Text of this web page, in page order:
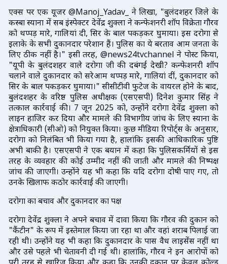
एक्स पर एक यूजर @Manoj_Yadav_ ने लिखा, "बुलंदशहर जिले के
कस्बा स्याना में सब इंस्पेक्टर देवेंद्र शुक्ला ने कन्फेशनरी शॉप विक्रेता गौरव
को थप्पड़ मारे, गालियां दी, सिर के बाल पकड़कर घुमाया। इस दरोगा से
इलाके के सभी दुकानदार परेशान हैं। पुलिस का ये बरताव आम जनता के
लिए ठीक नहीं है।" इसी तरह, @news24tvchannel ने पोस्ट किया,
"यूपी के बुलंदशहर वाले दरोगा जी की दबंगई देखी? कन्फेशनरी शॉप
चलाने वाले दुकानदार को सरेआम थप्पड़ मारे, गालियां दीं, दुकानदार को
सिर के बाल पकड़कर घुमाया।" सीसीटीवी फुटेज के वायरल होने के बाद,
बुलंदशहर के वरिष्ठ पुलिस अधीक्षक (एसएसपी) दिनेश कुमार सिंह ने
तत्काल कार्रवाई की। 7 जून 2025 को, उन्होंने दरोगा देवेंद्र शुक्ला को
लाइन हाजिर कर दिया और मामले की विभागीय जांच के लिए स्याना के
क्षेत्राधिकारी (सीओ) को नियुक्त किया। कुछ मीडिया रिपोर्ट्स के अनुसार,
दरोगा को निलंबित भी किया गया है, हालांकि इसकी आधिकारिक पुष्टि
अभी बाकी है। एसएसपी ने एक बयान में कहा कि पुलिसकर्मियों से इस
तरह के व्यवहार की कोई उम्मीद नहीं की जाती और मामले की निष्पक्ष
जांच की जाएगी। उन्होंने यह भी कहा कि यदि दरोगा दोषी पाए गए, तो
उनके खिलाफ कठोर कार्रवाई की जाएगी।
दरोगा का बचाव और दुकानदार का पक्ष
दरोगा देवेंद्र शुक्ला ने अपने बचाव में दावा किया कि गौरव की दुकान को
"कैंटीन" के रूप में इस्तेमाल किया जा रहा था और वहां शराब पिलाई जा
रही थी। उन्होंने यह भी कहा कि दुकानदार के पास वैध लाइसेंस नहीं था
और उसे पहले भी चेतावनी दी गई थी। हालांकि, गौरव ने इन आरोपों को